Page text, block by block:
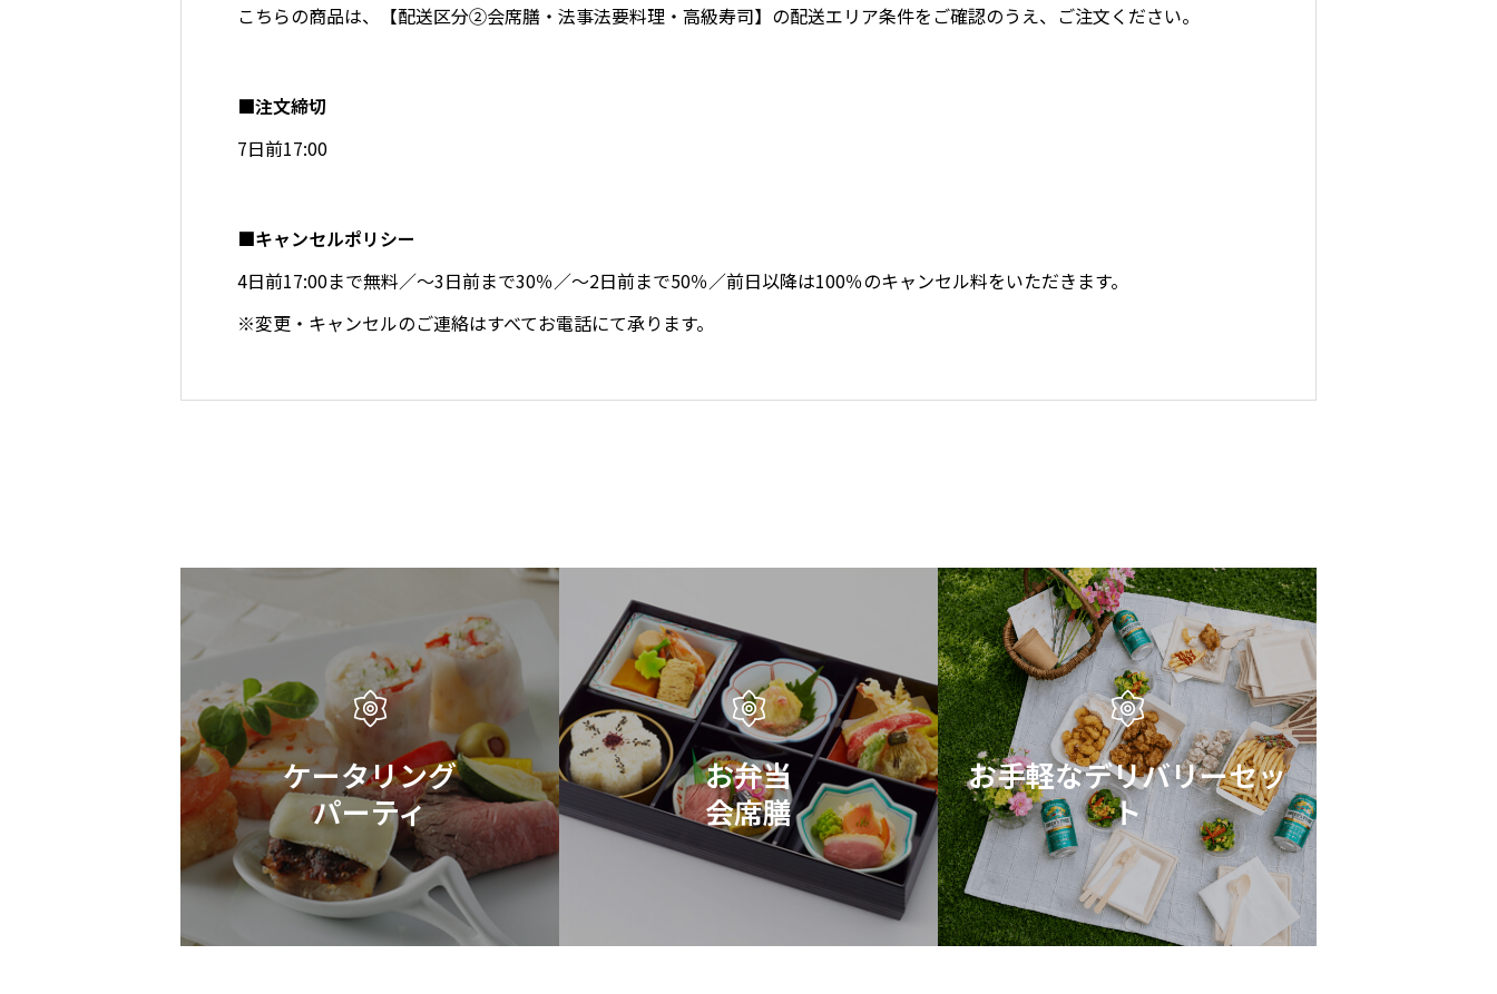
こちらの商品は、
【配送区分②会席膳・法事法要料理・高級寿司】 の配送エリア条件をご確認のうえ、ご注文ください。
■注文締切
7日前17:00
■キャンセルポリシー
4日前17:00まで無料／～3日前まで30％／～2日前まで50％／前日以降は100％のキャンセル料をいただきます。
※変更・キャンセルのご連絡はすべてお電話にて承ります。
ケータリング
パーティ
お弁当
会席膳
お手軽なデリバリーセッ
ト